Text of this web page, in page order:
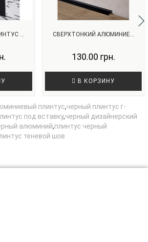
... СВЕРХТОНКИЙ АЛЮМИНИЕ...
130.00 грн.
В КОРЗИНУ
плинтус,черный плинтус г-
под вставку,черный дизайнерский
алюминий,плинтус черный
теневой шов